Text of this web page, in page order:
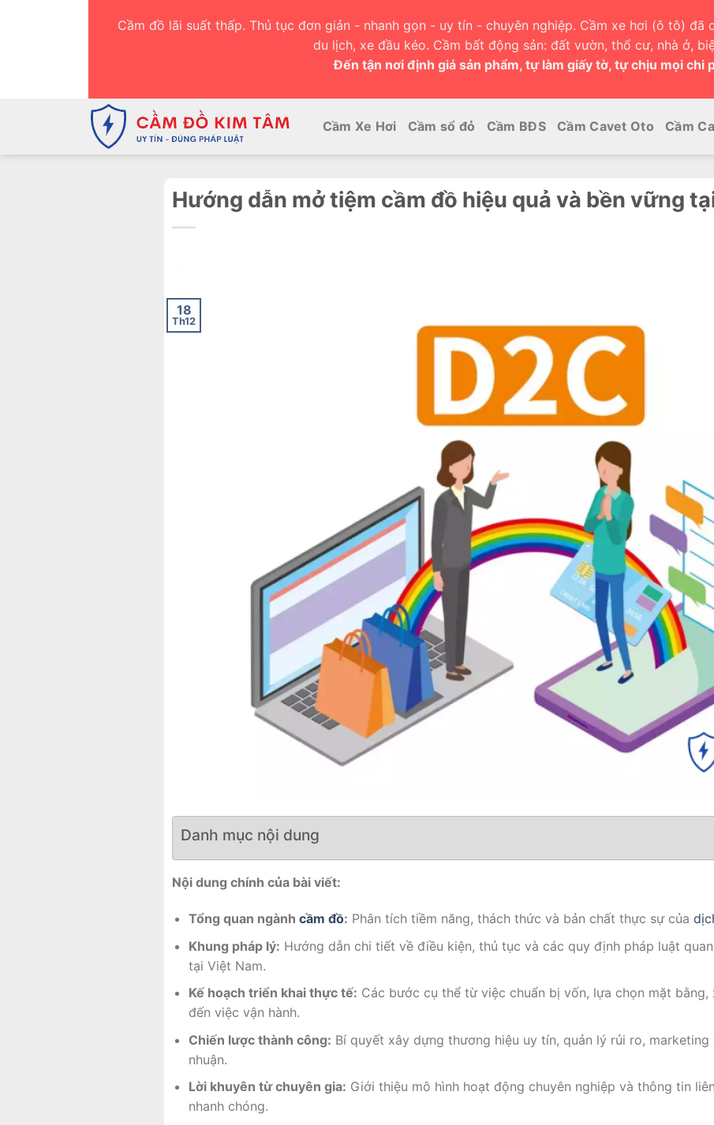
Cầm đồ lãi suất thấp. Thủ tục đơn giản - nhanh gọn - uy tín - chuyên nghiệp. Cầm xe hơi (ô tô) đã
du lịch, xe đầu kéo. Cầm bất động sản: đất vườn, thổ cư, nhà ở,
Đến tận nơi định giá sản phẩm, tự làm giấy tờ, tự chịu mọi chi
Cầm Xe Hơi Cầm sổ đỏ Cầm BĐS Cầm Cavet Oto Cầm
Hướng dẫn mở tiệm cầm đồ hiệu quả và bền vững
18
Th12
Danh mục nội dung
Nội dung chính của bài viết:
Tổng quan ngành cầm đồ: Phân tích tiềm năng, thách thức và bản chất thực sự của
Khung pháp lý: Hướng dẫn chi tiết về điều kiện, thủ tục và các quy định pháp luật
tại Việt Nam.
Kế hoạch triển khai thực tế: Các bước cụ thể từ việc chuẩn bị vốn, lựa chọn mặt
đến việc vận hành.
Chiến lược thành công: Bí quyết xây dựng thương hiệu uy tín, quản lý rủi ro,
nhuận.
Lời khuyên từ chuyên gia: Giới thiệu mô hình hoạt động chuyên nghiệp và thông tin
nhanh chóng.